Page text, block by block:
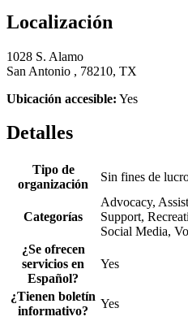
Localización
1028 S. Alamo
San Antonio , 78210, TX
Ubicación accesible: Yes
Detalles
Tipo de
organización
Sin fines de
Categorías
Advocacy,
Support,
Social Media,
¿Se ofrecen
servicios en
Español?
Yes
¿Tienen boletín
informativo?
Yes